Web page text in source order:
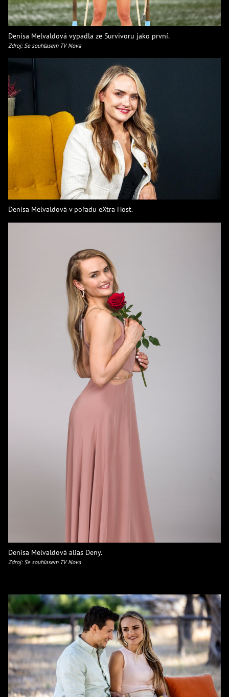
Denisa Melvaldová vypadla ze Survivoru jako první.
Zdroj: Se souhlasem TV Nova
Denisa Melvaldová v pořadu eXtra Host.
Denisa Melvaldová alias Deny.
Zdroj: Se souhlasem TV Nova